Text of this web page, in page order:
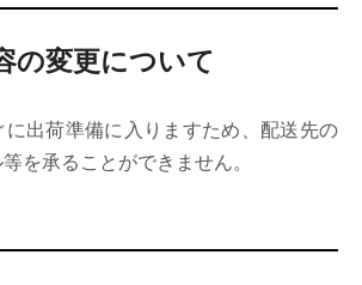
の変更について
に出荷準備に入りますため、配送先の
を承ることができません。